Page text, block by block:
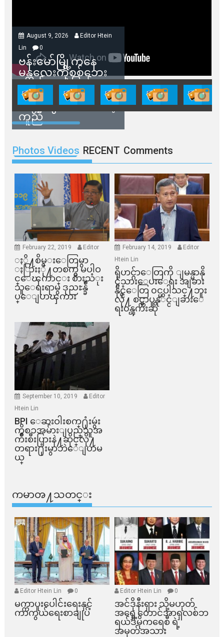
August 9, 2026
Editor Htein
Lin
0
ဗန်းမော်မြို့ကနေ
မန္တလေးကိုစစ်ဘေး
ရှောင်နေတဲ့ပြည်သူ
တွေအတွက် ရှမ်းနီ
အဖွဲ့တွေက ထောက်ပံ့
ကူညီ
Photos Videos RECENT Comments
February 22, 2019 Editor
ႏို႔စိမ္းေတြမွာ
ႏြားႏို႔တစက္မွ မပါဝ
င္ေၾကာင္း စားသံုး
သူေရးရာမွ ဒုညႊန္ခ်ဳ
ပ္ေျပာၾကား
February 14, 2019
Editor
Htein Lin
ရိုဟင္ဂ်ာေတြကို ျမန္မာနို
င္ငံသားေပးေရး အျခား
နိုင္ငံေတြ ၀င္မပါသင္႔ဘူး
လို႔ စင္ကာပူနုိင္ငံျခားေ
ရး၀န္ၾကီးဆို
September 10, 2019
Editor
Htein Lin
BPI ​ေဆးဝါးစက္​႐ုံးမွဴး
ကိစၥအမ်ားျပည္​သူအ
က်ိဳးစီးပြားနဲ႔ဆိုင္​လို႔
တရား႐ုံးမွာဘဲေျပာမ
ယ္​
ကမာၻ႔သတင္း
Editor Htein Lin 0
မက္ကာပူးပေါင်းရေးနှင့်
ကာကွယ်ရေးစာချုပ်
Editor Htein Lin 0
အင်ဒိုနီးရှား သို့မဟုတ်
အရှေ့တောင်အာရှလစ်ဘ
ရယ်ဒီမိုကရေစီ ရဲ့
အမှတ်အသား